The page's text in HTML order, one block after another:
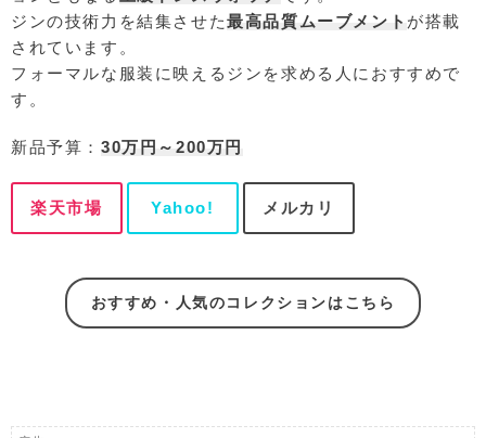
ジンの技術力を結集させた最高品質ムーブメント が搭載
されています。
フォーマルな服装に映えるジンを求める人におすすめで
す。
新品予算： 30万円～200万円
楽天市場 Yahoo! メルカリ
おすすめ・人気のコレクションはこちら